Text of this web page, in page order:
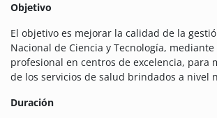
Objetivo
El objetivo es mejorar la calidad de la
Nacional de Ciencia y Tecnología,
profesional en centros de excelencia, para
de los servicios de salud brindados a nivel
Duración